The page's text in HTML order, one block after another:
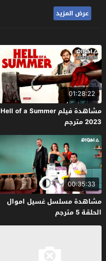
عرض المزيد
01:28:22
مشاهدة فيلم Hell of a Summer
2023 مترجم
00:35:33
مشاهدة مسلسل غسيل اموال
الحلقة 5 مترجم